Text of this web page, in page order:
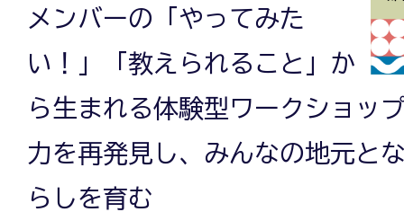
メンバーの「やってみた
い！」「教えられること」か
ら生まれる体験型ワークショッ
力を再発見し、みんなの地元と
らしを育む